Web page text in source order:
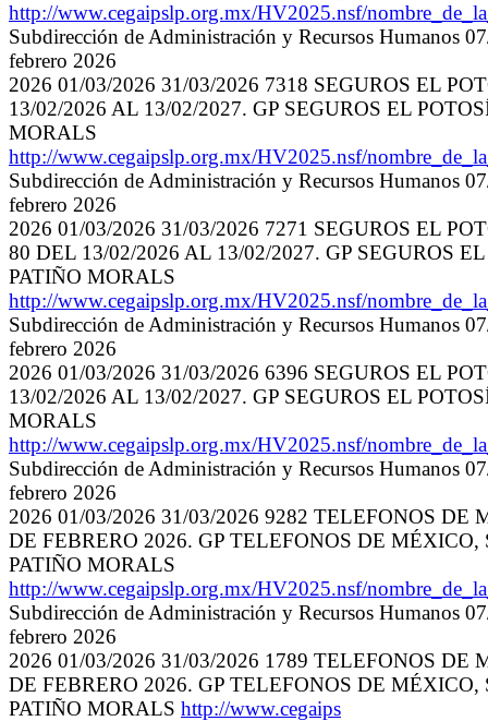
http://www.cegaipslp.org.mx/HV2025.nsf/
Subdirección de Administración y Recursos Humanos
febrero 2026
2026 01/03/2026 31/03/2026 7318 SEGUROS EL
13/02/2026 AL 13/02/2027. GP SEGUROS EL
MORALS
http://www.cegaipslp.org.mx/HV2025.nsf/
Subdirección de Administración y Recursos Humanos
febrero 2026
2026 01/03/2026 31/03/2026 7271 SEGUROS EL
80 DEL 13/02/2026 AL 13/02/2027. GP SEGUROS
PATIÑO MORALS
http://www.cegaipslp.org.mx/HV2025.nsf/
Subdirección de Administración y Recursos Humanos
febrero 2026
2026 01/03/2026 31/03/2026 6396 SEGUROS EL
13/02/2026 AL 13/02/2027. GP SEGUROS EL
MORALS
http://www.cegaipslp.org.mx/HV2025.nsf/
Subdirección de Administración y Recursos Humanos
febrero 2026
2026 01/03/2026 31/03/2026 9282 TELEFONOS
DE FEBRERO 2026. GP TELEFONOS DE
PATIÑO MORALS
http://www.cegaipslp.org.mx/HV2025.nsf/
Subdirección de Administración y Recursos Humanos
febrero 2026
2026 01/03/2026 31/03/2026 1789 TELEFONOS
DE FEBRERO 2026. GP TELEFONOS DE
PATIÑO MORALS http://www.cegaips